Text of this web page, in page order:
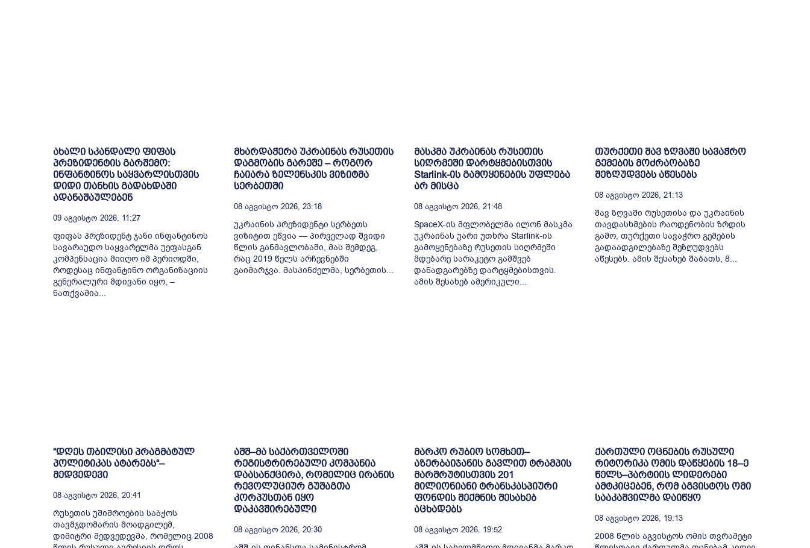
ახალი სკანდალი ფიფას
პრეზიდენტის გარშემო:
ინფანტინოს საყვარლისთვის
დიდი თანხის გადახდაში
ადანაშაულებენ
09 Აგვისტო 2026, 11:27
ფიფას პრეზიდენტ ჯანი ინფანტინოს
სავარაუდო საყვარელმა უეფასგან
კომპენსაცია მიიღო იმ პერიოდში,
როდესაც ინფანტინო ორგანიზაციის
გენერალური მდივანი იყო, –
ნათქვამია...
მხარდაჭერა უკრაინას რუსეთის
დაგმობის გარეშე – როგორ
ჩაიარა ზელენსკის ვიზიტმა
სერბეთში
08 Აგვისტო 2026, 23:18
უკრაინის პრეზიდენტი სერბეთს
ვიზიტით ეწვია — პირველად შვიდი
წლის განმავლობაში, მას შემდეგ,
რაც 2019 წელს არჩევნებში
გაიმარჯვა. მასპინძელმა, სერბეთის...
მასკმა უკრაინას რუსეთის
სიღრმეში დარტყმებისთვის
Starlink-ის გამოყენების უფლება
არ მისცა
08 Აგვისტო 2026, 21:48
SpaceX-ის მფლობელმა ილონ მასკმა
უკრაინას უარი უთხრა Starlink-ის
გამოყენებაზე რუსეთის სიღრმეში
მდებარე სარაკეტო გამშვებ
დანადგარებზე დარტყმებისთვის.
ამის შესახებ ამერიკული...
თურქეთი შავ ზღვაში სავაჭრო
გემების მოძრაობაზე
შეზღუდვებს აწესებს
08 Აგვისტო 2026, 21:13
შავ ზღვაში რუსეთისა და უკრაინის
თავდასხმების რაოდენობის ზრდის
გამო, თურქეთი სავაჭრო გემების
გადაადგილებაზე შეზღუდვებს
აწესებს. ამის შესახებ შაბათს, 8...
“დღეს თბილისი პრაგმატულ
პოლიტიკას ატარებს“–
მედვედევი
08 Აგვისტო 2026, 20:41
რუსეთის უშიშროების საბჭოს
თავმჯდომარის მოადგილემ,
დიმიტრი მედვედევმა, რომელიც 2008
აშშ–მა საქართველოში
რეგისტრირებული კომპანია
დაასანქცირა, რომელიც ირანის
რევოლუციურ გუშაგთა
კორპუსთან იყო
დაკავშირებული
08 Აგვისტო 2026, 20:30
მარკო რუბიო სომხეთ–
აზერბაიჯანის გავლით ტრამპის
მარშრუტისთვის 201
მილიონიანი ტრანსკასპიური
ფონდის შექმნის შესახებ
აცხადებს
08 Აგვისტო 2026, 19:52
ქართული ოცნების რუსული
რიტორიკა ომის დაწყების 18–ე
წელს–პარტიის ლიდერები
ამტკიცებენ, რომ აგვისტოს ომი
სააკაშვილმა დაიწყო
08 Აგვისტო 2026, 19:13
2008 წლის აგვისტოს ომის თვრამეტი